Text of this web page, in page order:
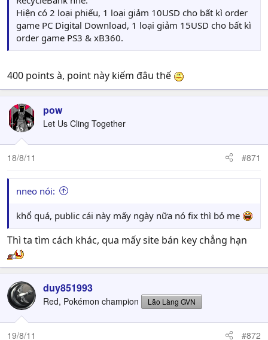
Hiện có 2 loại phiếu, 1 loại giảm 10USD cho bất kì order
game PC Digital Download, 1 loại giảm 15USD cho bất kì
order game PS3 & xB360.
400 points à, point này kiếm đâu thế
pow
Let Us Cling Together
18/8/11 #871
nneo nói:
khổ quá, public cái này mấy ngày nữa nó fix thì bỏ mẹ
Thì ta tìm cách khác, qua mấy site bán key chẳng hạn
duy851993
Red, Pokémon champion Lão Làng GVN
19/8/11 #872